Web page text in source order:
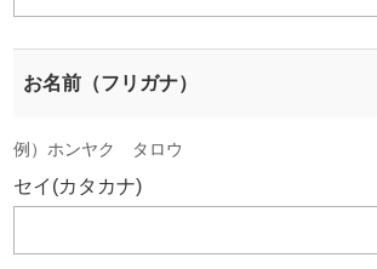
お名前（フリガナ）
例）ホンヤク タロウ
セイ(カタカナ)